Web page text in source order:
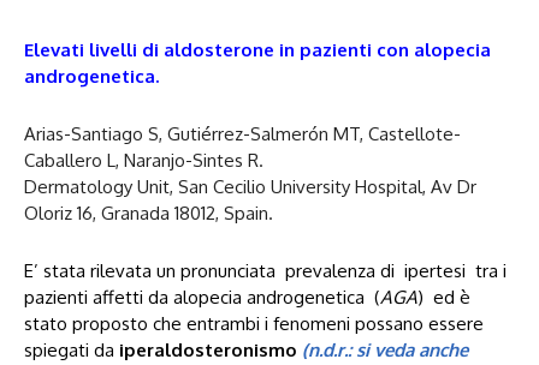
Elevati livelli di aldosterone in pazienti con alopecia
androgenetica.
Arias-Santiago S, Gutiérrez-Salmerón MT, Castellote-
Caballero L, Naranjo-Sintes R.
Dermatology Unit, San Cecilio University Hospital, Av Dr
Oloriz 16, Granada 18012, Spain.
E’ stata rilevata un pronunciata prevalenza di ipertesi tra i
pazienti affetti da alopecia androgenetica (AGA) ed è
stato proposto che entrambi i fenomeni possano essere
spiegati da iperaldosteronismo (n.d.r.: si veda anche